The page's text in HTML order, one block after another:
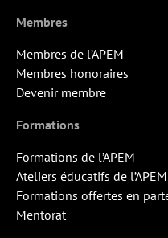
Membres
Membres de l’APEM
Membres honoraires
Devenir membre
Formations
Formations de l’APEM
Ateliers éducatifs de l’APEM
Formations offertes en
Mentorat